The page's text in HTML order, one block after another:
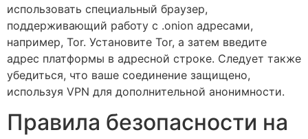
использовать специальный браузер,
поддерживающий работу с .onion адресами,
например, Tor. Установите Tor, а затем введите
адрес платформы в адресной строке. Следует также
убедиться, что ваше соединение защищено,
используя VPN для дополнительной анонимности.
Правила безопасности на